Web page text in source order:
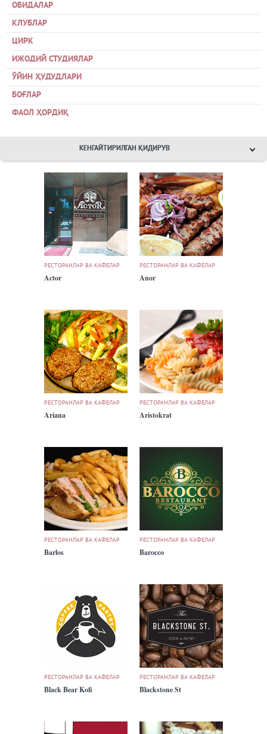
ОБИДАЛАР
КЛУБЛАР
ЦИРК
ИЖОДИЙ СТУДИЯЛАР
ЎЙИН ҲУДУДЛАРИ
БОҒЛАР
ФАОЛ ҲОРДИҚ
КЕНГАЙТИРИЛГАН ҚИДИРУВ
РЕСТОРАНЛАР ВА КАФЕЛАР
Actor
РЕСТОРАНЛАР ВА КАФЕЛАР
Anor
РЕСТОРАНЛАР ВА КАФЕЛАР
Ariana
РЕСТОРАНЛАР ВА КАФЕЛАР
Aristokrat
РЕСТОРАНЛАР ВА КАФЕЛАР
Barlos
РЕСТОРАНЛАР ВА КАФЕЛАР
Barocco
РЕСТОРАНЛАР ВА КАФЕЛАР
Black Bear Kofi
РЕСТОРАНЛАР ВА КАФЕЛАР
Blackstone St